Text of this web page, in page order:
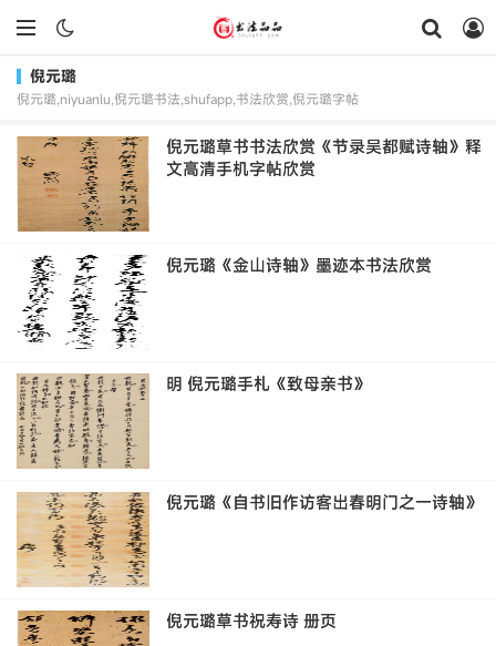
倪元璐
倪元璐,niyuanlu,倪元璐书法,shufapp,书法欣赏,倪元璐字帖
倪元璐草书书法欣赏《节录吴都赋诗轴》释
文高清手机字帖欣赏
倪元璐《金山诗轴》墨迹本书法欣赏
明 倪元璐手札《致母亲书》
倪元璐《自书旧作访客出春明门之一诗轴》
倪元璐草书祝寿诗 册页